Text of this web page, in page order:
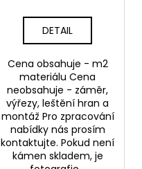
DETAIL
Cena obsahuje - m2
materiálu Cena
neobsahuje - záměr,
výřezy, leštění hran a
montáž Pro zpracování
nabídky nás prosím
kontaktujte. Pokud není
kámen skladem, je